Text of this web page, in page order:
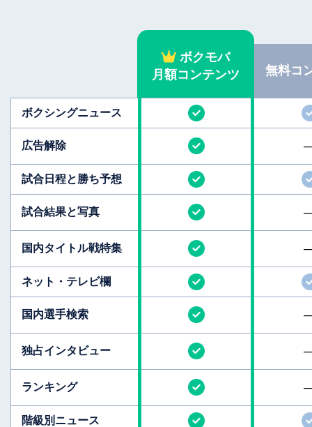
ボクモバ
月額コンテンツ
無料コ
ボクシングニュース
広告解除
試合日程と勝ち予想
試合結果と写真
国内タイトル戦特集
ネット・テレビ欄
国内選手検索
独占インタビュー
ランキング
階級別ニュース